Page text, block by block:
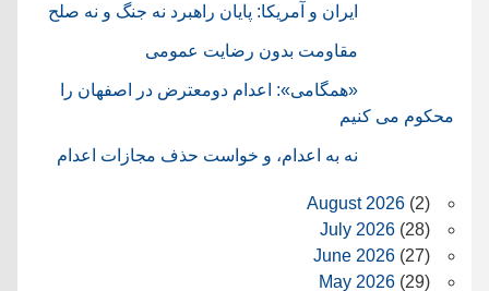
ایران و آمریکا: پایان راهبرد نه جنگ و نه صلح
مقاومت بدون رضایت عمومی
«همگامی»: اعدام دومعترض در اصفهان را
محکوم می کنیم
نه به اعدام، و خواست حذف مجازات اعدام
August 2026 (2)
July 2026 (28)
June 2026 (27)
May 2026 (29)